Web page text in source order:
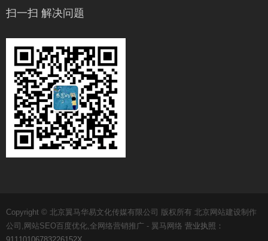
扫一扫 解决问题
Copyright © 北京翼马华易文化传媒有限公司 版权所有 北京网站建设制作
公司,网站SEO百度优化,全网络营销推广 - 翼马网络 营业执照：